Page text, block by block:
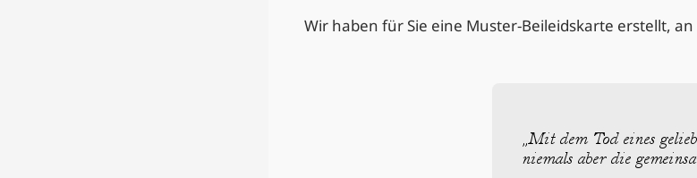
Wir haben für Sie eine Muster-Beileidskarte erstellt,